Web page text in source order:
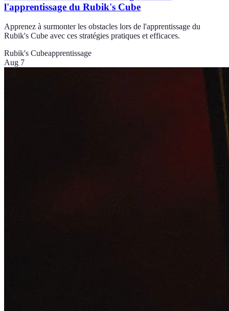
l'apprentissage du Rubik's Cube
Apprenez à surmonter les obstacles lors de l'apprentissage du
Rubik's Cube avec ces stratégies pratiques et efficaces.
Rubik's Cubeapprentissage
Aug 7